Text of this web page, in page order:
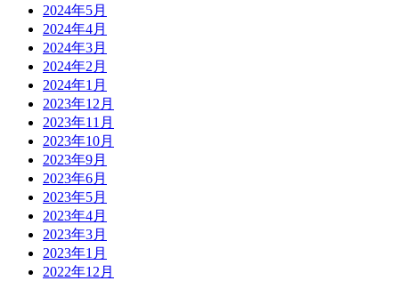
2024年5月
2024年4月
2024年3月
2024年2月
2024年1月
2023年12月
2023年11月
2023年10月
2023年9月
2023年6月
2023年5月
2023年4月
2023年3月
2023年1月
2022年12月